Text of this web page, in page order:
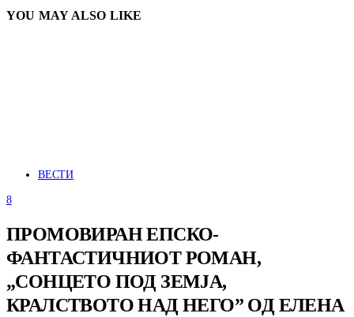
YOU MAY ALSO LIKE
ВЕСТИ
8
ПРОМОВИРАН ЕПСКО-
ФАНТАСТИЧНИОТ РОМАН,
„СОНЦЕТО ПОД ЗЕМЈА,
КРАЛСТВОТО НАД НЕГО” ОД ЕЛЕНА